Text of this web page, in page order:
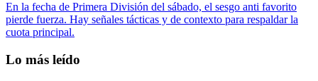
En la fecha de Primera División del sábado, el sesgo anti favorito
pierde fuerza. Hay señales tácticas y de contexto para respaldar la
cuota principal.
Lo más leído